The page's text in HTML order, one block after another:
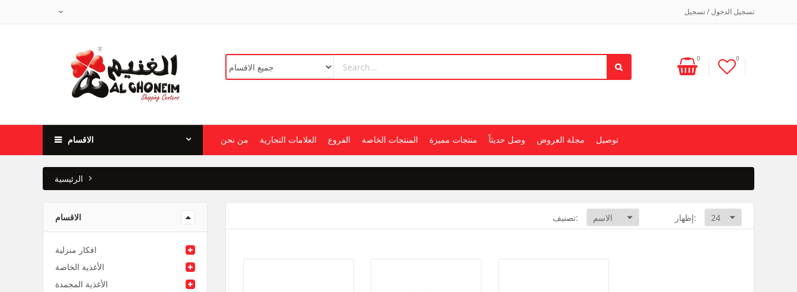
تسجيل الدخول / تسجيل
0 0
الاقسام من نحن العلامات التجارية الفروع المنتجات الخاصة منتجات مميزة وصل حديثاً مجلة العروض توصيل
الرئيسية
الاقسام
افكار منزلية
الأغذية الخاصة
الأغذية المجمدة
تصنيف: إظهار: